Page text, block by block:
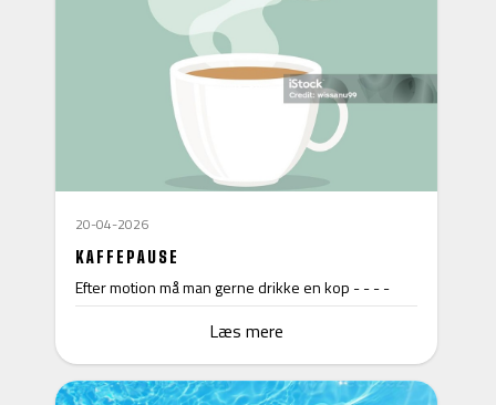
20-04-2026
KAFFEPAUSE
Efter motion må man gerne drikke en kop - - - -
Læs mere